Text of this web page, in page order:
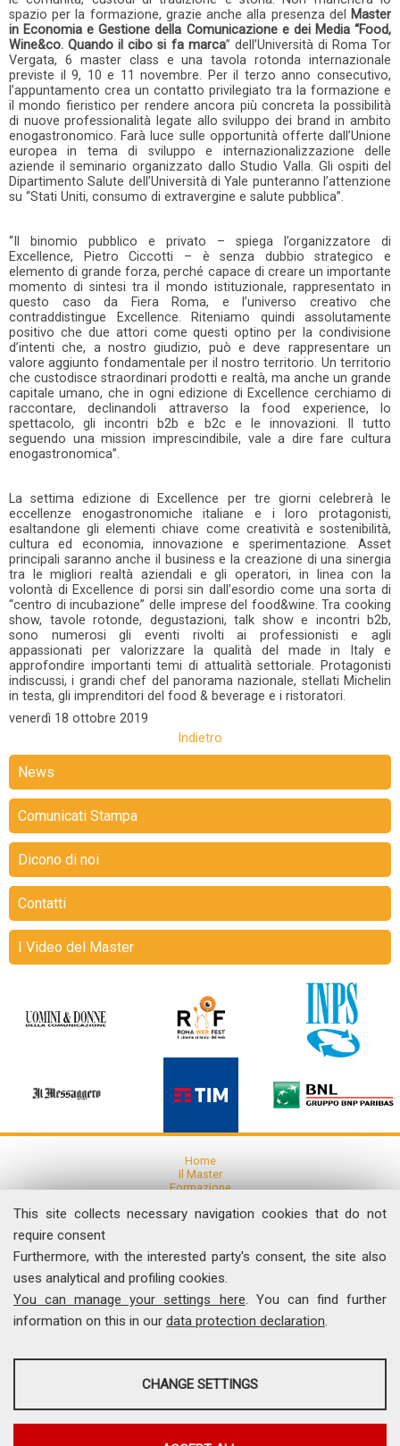
This site collects necessary navigation cookies that do not
require consent
Furthermore, with the interested party's consent, the site also
uses analytical and profiling cookies.
You can manage your settings here. You can find further
information on this in our data protection declaration.
ANALYSES
CHANGE SETTINGS
spazio per la formazione, grazie anche alla presenza del
Master
in Economia e Gestione della Comunicazione e dei Media “Food,
Wine&co. Quando il cibo si fa marca” dell’Università di Roma Tor
Vergata, 6 master class e una tavola rotonda internazionale
previste il 9, 10 e 11 novembre. Per il terzo anno consecutivo,
l’appuntamento crea un contatto privilegiato tra la formazione e
il mondo fieristico per rendere ancora più concreta la possibilità
di nuove professionalità legate allo sviluppo dei brand in ambito
enogastronomico. Farà luce sulle opportunità offerte dall’Unione
europea in tema di sviluppo e internazionalizzazione delle
aziende il seminario organizzato dallo Studio Valla. Gli ospiti del
Dipartimento Salute dell’Università di Yale punteranno l’attenzione
su “Stati Uniti, consumo di extravergine e salute pubblica”.
“Il binomio pubblico e privato – spiega l’organizzatore di
Excellence, Pietro Ciccotti – è senza dubbio strategico e
elemento di grande forza, perché capace di creare un importante
momento di sintesi tra il mondo istituzionale, rappresentato in
questo caso da Fiera Roma, e l’universo creativo che
contraddistingue Excellence. Riteniamo quindi assolutamente
positivo che due attori come questi optino per la condivisione
d’intenti che, a nostro giudizio, può e deve rappresentare un
valore aggiunto fondamentale per il nostro territorio. Un territorio
che custodisce straordinari prodotti e realtà, ma anche un grande
capitale umano, che in ogni edizione di Excellence cerchiamo di
raccontare, declinandoli attraverso la food experience, lo
spettacolo, gli incontri b2b e b2c e le innovazioni. Il tutto
seguendo una mission imprescindibile, vale a dire fare cultura
enogastronomica”.
La settima edizione di Excellence per tre giorni celebrerà le
eccellenze enogastronomiche italiane e i loro protagonisti,
esaltandone gli elementi chiave come creatività e sostenibilità,
cultura ed economia, innovazione e sperimentazione. Asset
principali saranno anche il business e la creazione di una sinergia
tra le migliori realtà aziendali e gli operatori, in linea con la
volontà di Excellence di porsi sin dall’esordio come una sorta di
“centro di incubazione” delle imprese del food&wine. Tra cooking
show, tavole rotonde, degustazioni, talk show e incontri b2b,
sono numerosi gli eventi rivolti ai professionisti e agli
appassionati per valorizzare la qualità del made in Italy e
approfondire importanti temi di attualità settoriale. Protagonisti
indiscussi, i grandi chef del panorama nazionale, stellati Michelin
in testa, gli imprenditori del food & beverage e i ristoratori.
venerdì 18 ottobre 2019
Indietro
News
Comunicati Stampa
Dicono di noi
Contatti
I Video del Master
Home
Il Master
Formazione
Articoli e Pubblicazioni
News
Dicono di noi
Contatti
I Video del Master
Facoltà di Economia, Via Columbia, 2 - 00133 Roma
comunicamedia@economia.uniroma2.it
Master Universitario in Economia e Management della Comunicazione e dei